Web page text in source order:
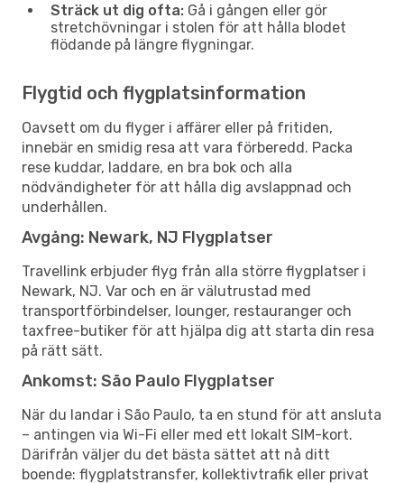
Sträck ut dig ofta: Gå i gången eller gör
stretchövningar i stolen för att hålla blodet
flödande på längre flygningar.
Flygtid och flygplatsinformation
Oavsett om du flyger i affärer eller på fritiden,
innebär en smidig resa att vara förberedd. Packa
rese kuddar, laddare, en bra bok och alla
nödvändigheter för att hålla dig avslappnad och
underhållen.
Avgång: Newark, NJ Flygplatser
Travellink erbjuder flyg från alla större flygplatser i
Newark, NJ. Var och en är välutrustad med
transportförbindelser, lounger, restauranger och
taxfree-butiker för att hjälpa dig att starta din resa
på rätt sätt.
Ankomst: São Paulo Flygplatser
När du landar i São Paulo, ta en stund för att ansluta
– antingen via Wi-Fi eller med ett lokalt SIM-kort.
Därifrån väljer du det bästa sättet att nå ditt
boende: flygplatstransfer, kollektivtrafik eller privat